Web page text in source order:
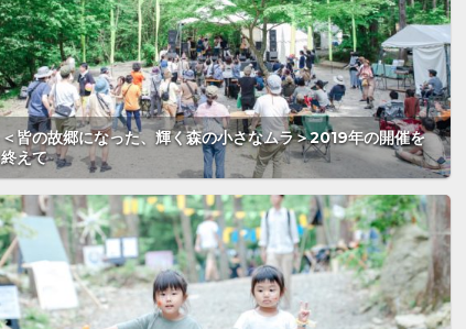
＜皆の故郷になった、輝く森の小さなムラ＞2019年の開催を
終えて